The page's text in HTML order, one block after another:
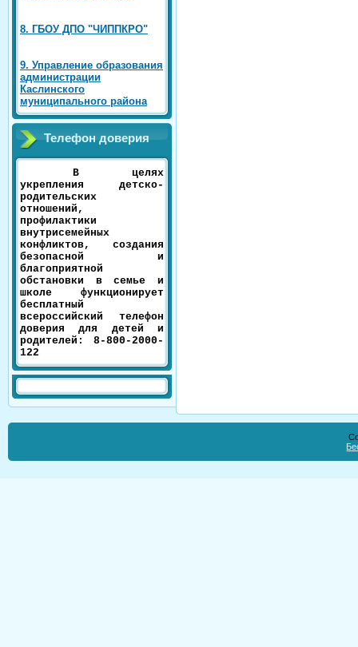
8. ГБОУ ДПО "ЧИППКРО"
9. Управление образования
администрации
Каслинского
муниципального района
Телефон доверия
В целях
укрепления детско-
родительских
отношений,
профилактики
внутрисемейных
конфликтов, создания
безопасной и
благоприятной
обстановки в семье и
школе функционирует
бесплатный
всероссийский телефон
доверия для детей и
родителей: 8-800-2000-
122